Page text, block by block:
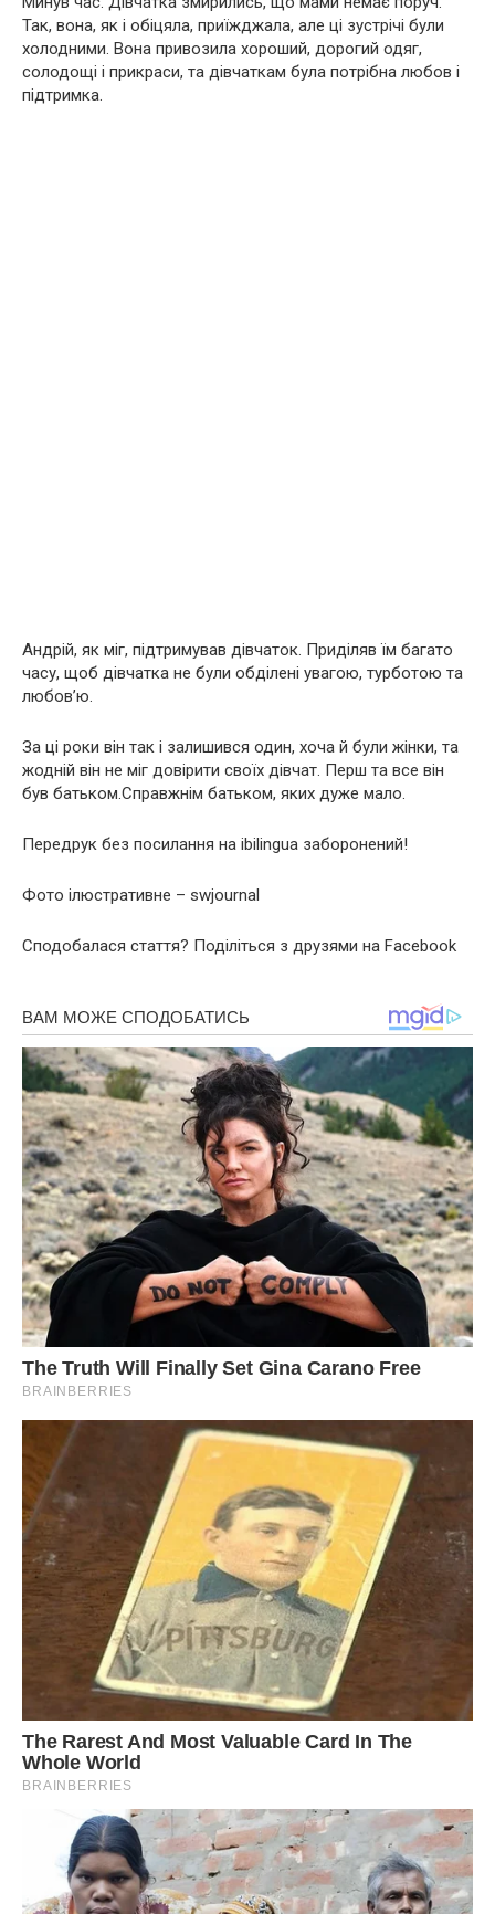
Так, вона, як і обіцяла, приїжджала, але ці зустрічі були
холодними. Вона привозила хороший, дорогий одяг,
солодощі і прикраси, та дівчаткам була потрібна любов і
підтримка.
Андрій, як міг, підтримував дівчаток. Приділяв їм багато
часу, щоб дівчатка не були обділені увагою, турботою та
любов’ю.
За ці роки він так і залишився один, хоча й були жінки, та
жодній він не міг довірити своїх дівчат. Перш та все він
був батьком.Справжнім батьком, яких дуже мало.
Передрук без посилання на ibilingua заборонений!
Фото ілюстративне – swjournal
Сподобалася стаття? Поділіться з друзями на Facebook